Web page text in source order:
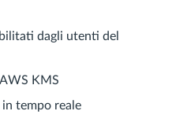
dagli utenti del
KMS
in tempo reale